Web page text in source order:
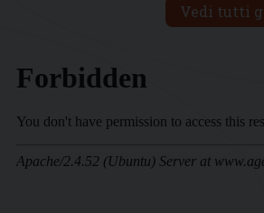
Vedi tutti